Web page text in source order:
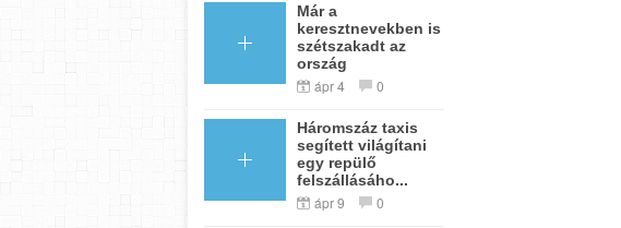
Már a
keresztnevekben is
szétszakadt az
ország
ápr 4 0
Háromszáz taxis
segített világítani
egy repülő
felszállásáho...
ápr 9 0